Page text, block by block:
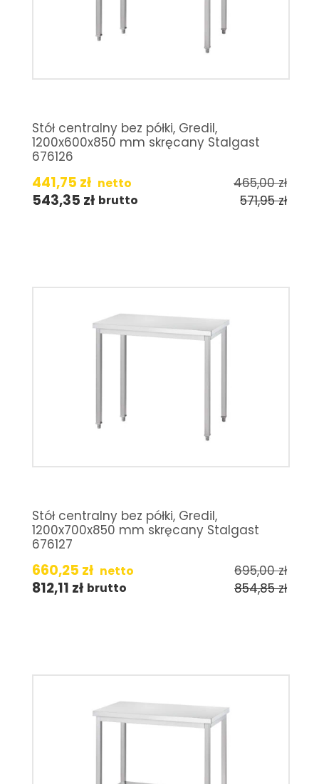
Stół centralny bez półki, Gredil,
1200x600x850 mm skręcany Stalgast
676126
441,75 zł netto 465,00zł
543,35 zł brutto 571,95zł
Stół centralny bez półki, Gredil,
1200x700x850 mm skręcany Stalgast
676127
660,25 zł netto 695,00zł
812,11 zł brutto 854,85zł